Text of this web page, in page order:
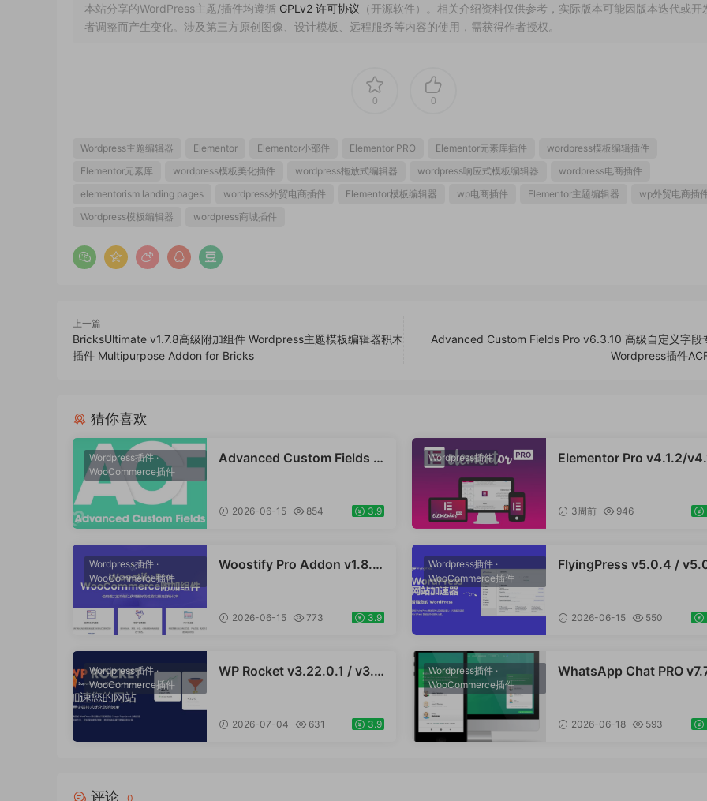
本站分享的WordPress主题/插件均遵循 GPLv2 许可协议 （开源软件）。相关介绍资料仅供参考，实际版本可能因版本迭代或开
者调整而产生变化。涉及第三方原创图像、设计模板、远程服务等内容的使用，需获得作者授权。
0 0
Wordpress主题编辑器 Elementor Elementor小部件 Elementor PRO Elementor元素库插件
wordpress模板编辑插件
Elementor元素库
wordpress模板美化插件 wordpress拖放式编辑器 wordpress响应式模板编辑器
wordpress电商插件
elementorism landing pages
wordpress外贸电商插件 Elementor模板编辑器 wp电商插件 Elementor主题编辑器
wp外贸电商插
Wordpress模板编辑器
wordpress商城插件
上一篇
BricksUltimate v1.7.8高级附加组件 Wordpress主题模板编辑器积木
插件 Multipurpose Addon for Bricks
Advanced Custom Fields Pro v6.3.10 高级自定义字段
Wordpress插件
猜你喜欢
Wordpress插件·
WooCommerce插件
Advanced Custom Fields P
v6.3.12 高级自定义字段专业
版Wordpress插件ACF PRO
2026-06-15 854 3.9
Wordpress插件
Elementor Pro v4.1.2/
v3.30.0 / v3.29.2 /
/ v3.29.0 / v3.28.x /
辑神器页面生成器插件
编辑工具
3周前 946
Wordpress插件 ·
WooCommerce插件
Woostify Pro Addon v1.8.6
得更好的性能和更高的转化率
外贸跨境电商插件
2026-06-15 773 3.9
Wordpress插件 ·
WooCommerce插件
FlyingPress v5.0.4 /
优化 WooCommerce跨
商市场独立站应用
2026-06-15 550
Wordpress插件·
WooCommerce插件
WP Rocket v3.22.0.1 / v3.2
WooCommerce跨境电商市
场独立站网页提速应用
2026-07-04 631 3.9
Wordpress插件 ·
WooCommerce插件
WhatsApp Chat PRO
App插件直接与用户对话
客户服务
2026-06-18 593
评论 0